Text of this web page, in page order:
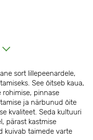
sort lillepeenardele,
See õitseb kaua,
rohimise, pinnase
ja närbunud õite
kvaliteet. Seda kultuuri
pärast kastmise
kuivab taimede varte